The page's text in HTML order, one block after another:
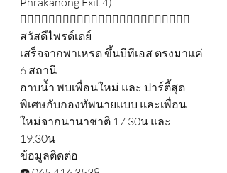
🏳️‍🌈🏳️‍🌈🏳️‍🌈🏳️‍🌈🏳️‍🌈🏳️‍🌈🏳️‍🌈🏳️‍🌈🏳️‍🌈🏳️‍🌈🏳️‍🌈🏳️‍🌈
สวัสดีไพรด์เดย์
เสร็จจากพาเหรด ขึ้นบีทีเอส ตรงมาแค่
6 สถานี
อาบน้ำ พบเพื่อนใหม่ และ ปาร์ตี้สุด
พิเศษกับกองทัพนายแบบ และเพื่อน
ใหม่จากนานาชาติ 17.30น และ
19.30น
ข้อมูลติดต่อ